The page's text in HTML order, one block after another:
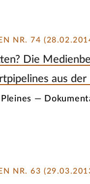
NR. 74
Die
aus der
—
NR. 63